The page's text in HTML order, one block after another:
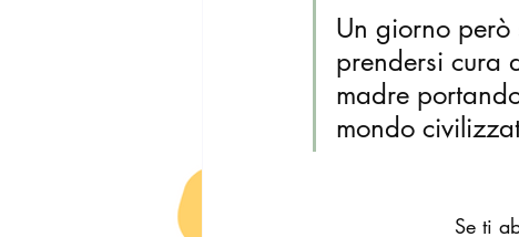
Un giorno
prendersi cura
madre
mondo
Se ti